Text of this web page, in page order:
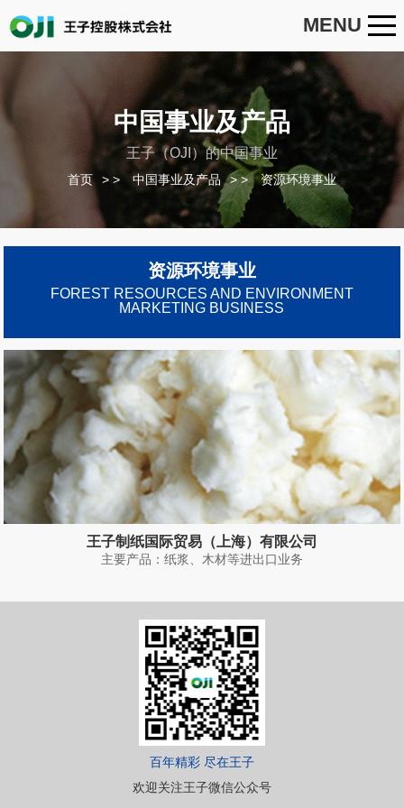
MENU
中国事业及产品
王子（OJI）的中国事业
首页 > 中国事业及产品 > 资源环境事业
资源环境事业
FOREST RESOURCES AND ENVIRONMENT
MARKETING BUSINESS
王子制纸国际贸易（上海）有限公司
主要产品：纸浆、木材等进出口业务
百年精彩 尽在王子
欢迎关注王子微信公众号